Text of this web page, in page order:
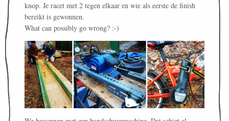
knop. Je racet met 2 tegen elkaar en wie als eerste de finish
bereikt is gewonnen.
What can possibly go wrong? :-)